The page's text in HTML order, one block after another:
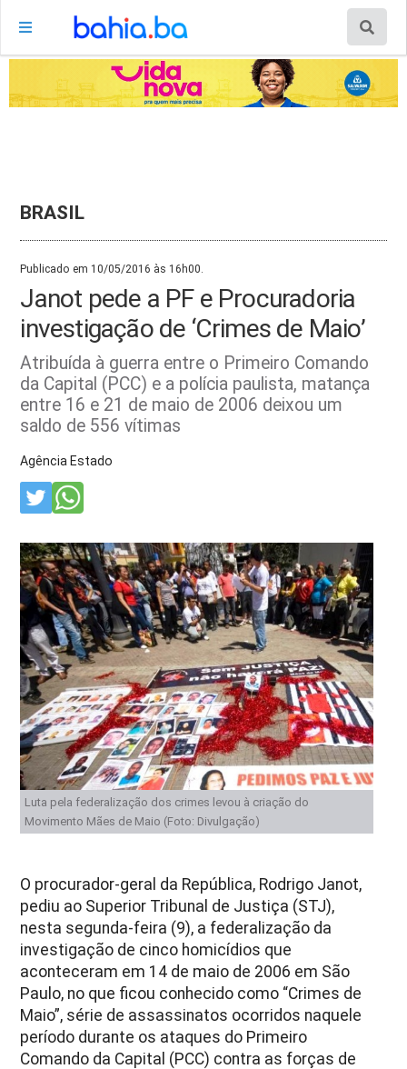
BRASIL
Publicado em 10/05/2016 às 16h00.
Janot pede a PF e Procuradoria
investigação de ‘Crimes de Maio’
Atribuída à guerra entre o Primeiro Comando
da Capital (PCC) e a polícia paulista, matança
entre 16 e 21 de maio de 2006 deixou um
saldo de 556 vítimas
Agência Estado
Luta pela federalização dos crimes levou à criação do
Movimento Mães de Maio (Foto: Divulgação)
O procurador-geral da República, Rodrigo Janot,
pediu ao Superior Tribunal de Justiça (STJ),
nesta segunda-feira (9), a federalização da
investigação de cinco homicídios que
aconteceram em 14 de maio de 2006 em São
Paulo, no que ficou conhecido como “Crimes de
Maio”, série de assassinatos ocorridos naquele
período durante os ataques do Primeiro
Comando da Capital (PCC) contra as forças de